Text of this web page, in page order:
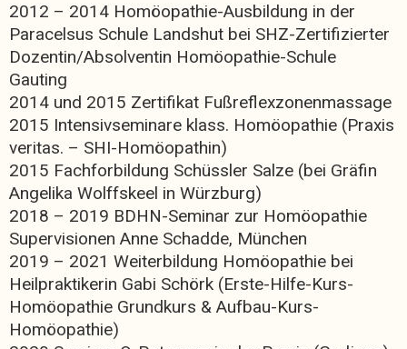
2012 – 2014 Homöopathie-Ausbildung in der
Paracelsus Schule Landshut bei SHZ-Zertifizierter
Dozentin/Absolventin Homöopathie-Schule
Gauting
2014 und 2015 Zertifikat Fußreflexzonenmassage
2015 Intensivseminare klass. Homöopathie (Praxis
veritas. – SHI-Homöopathin)
2015 Fachforbildung Schüssler Salze (bei Gräfin
Angelika Wolffskeel in Würzburg)
2018 – 2019 BDHN-Seminar zur Homöopathie
Supervisionen Anne Schadde, München
2019 – 2021 Weiterbildung Homöopathie bei
Heilpraktikerin Gabi Schörk (Erste-Hilfe-Kurs-
Homöopathie Grundkurs & Aufbau-Kurs-
Homöopathie)